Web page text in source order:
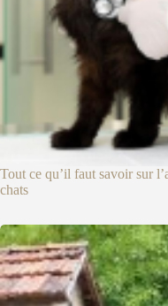
Tout ce qu’il faut savoir sur
chats